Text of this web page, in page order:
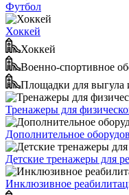
Футбол
Хоккей
Хоккей
Военно-спортивное
Площадки для выгула
Тренажеры для
Дополнительное
Детские тренажеры для
Инклюзивное